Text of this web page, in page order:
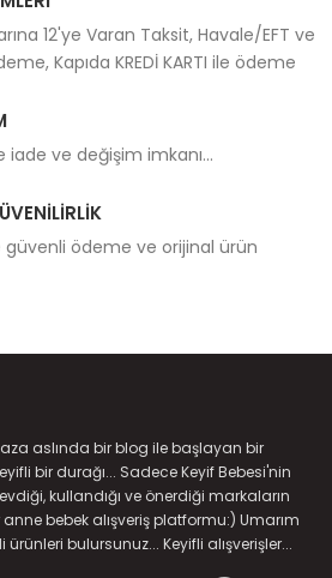
12'ye Varan Taksit, Havale/EFT ve
Kapıda KREDİ KARTI ile ödeme
iade ve değişim imkanı...
güvenli ödeme ve orijinal ürün
aslında bir blog ile başlayan bir
bir durağı... Sadece Keyif Bebesi'nin
kullandığı ve önerdiği markaların
bebek alışveriş platformu:) Umarım
ürünleri bulursunuz... Keyifli alışverişler...